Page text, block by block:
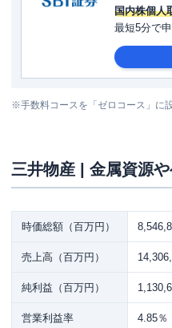
国内株個人
最短5分で
※手数料コースを「ゼロコース」に
三井物産 | 金属資源
時価総額（百万円）
売上高（百万円）
純利益（百万円）
営業利益率 4.85％